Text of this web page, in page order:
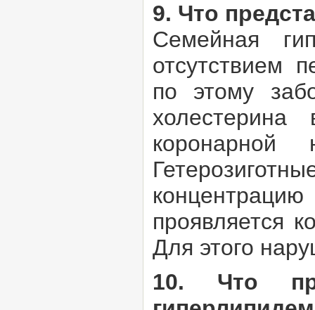
9. Что
Семейная
отсутствием
по этому
проявляется
Для этого
10. Что